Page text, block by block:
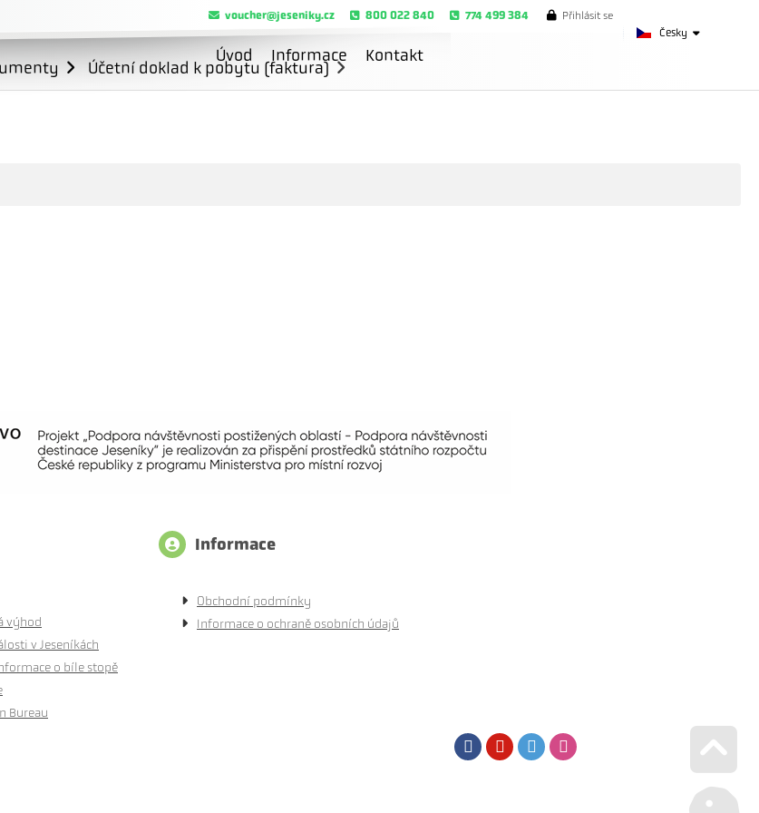
Česky
voucher@jeseniky.cz 800 022 840 774 499 384 Přihlásit se
Úvod Informace Kontakt
Účetní doklad k pobytu (faktura)
výhod
v Jeseníkách
o bíle stopě
Bureau
Informace
Obchodní podmínky
Informace o ochraně osobních údajů
FacebookYoutubeTwitter
Go